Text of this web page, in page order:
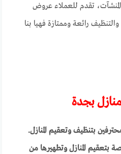
تقدم للعملاء عروض
رائعة وممتازة فهيا بنا
بجدة
بتنظيف وتعقيم المنازل.
المنازل وتطهيرها من